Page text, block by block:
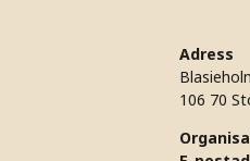
Adress
106 70